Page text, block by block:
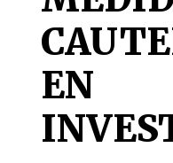
EN